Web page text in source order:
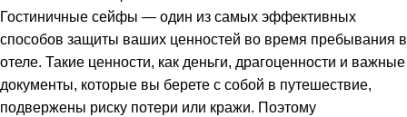
Гостиничные сейфы — один из самых эффективных
способов защиты ваших ценностей во время пребывания в
отеле. Такие ценности, как деньги, драгоценности и важные
документы, которые вы берете с собой в путешествие,
подвержены риску потери или кражи. Поэтому